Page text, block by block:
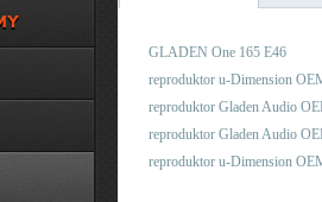
GLADEN One 165 E46
reproduktor u-Dimension
reproduktor Gladen Audio
reproduktor Gladen Audio
reproduktor u-Dimension